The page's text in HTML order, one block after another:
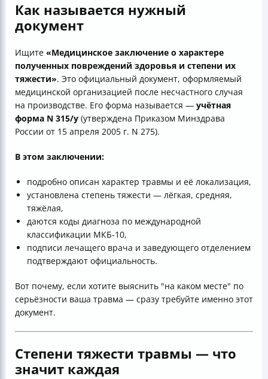
Как называется нужный
документ
Ищите «Медицинское заключение о характере
полученных повреждений здоровья и степени их
тяжести». Это официальный документ, оформляемый
медицинской организацией после несчастного случая
на производстве. Его форма называется — учётная
форма N 315/у (утверждена Приказом Минздрава
России от 15 апреля 2005 г. N 275).
В этом заключении:
подробно описан характер травмы и её локализация,
установлена степень тяжести — лёгкая, средняя,
тяжёлая,
даются коды диагноза по международной
классификации МКБ-10,
подписи лечащего врача и заведующего отделением
подтверждают официальность.
Вот почему, если хотите выяснить "на каком месте" по
серьёзности ваша травма — сразу требуйте именно этот
документ.
Степени тяжести травмы — что
значит каждая